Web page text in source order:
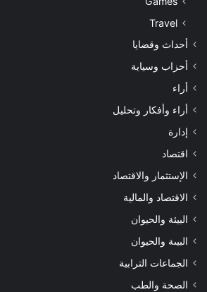
Travel
أحداث وقضايا
أحزاب وسياية
أراء
أراء وأفكار وتحليل
إدارة
اقتصاد
الإستثمار والاقتصاد
الاقتصاد والمالية
البيئة والحيوان
البيىة والحيوان
الجماعات الترابية
الصحة والطب